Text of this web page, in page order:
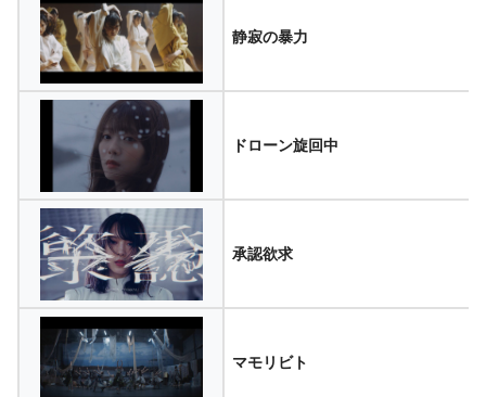
静寂の暴力
ドローン旋回中
承認欲求
マモリビト